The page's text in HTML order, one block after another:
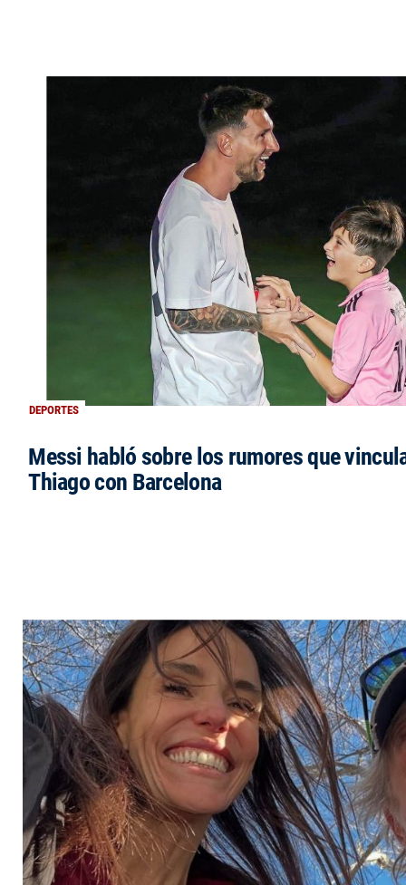
DEPORTES
Messi habló sobre los rumores que
Thiago con Barcelona